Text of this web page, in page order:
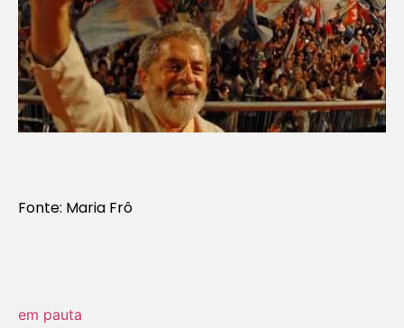
Fonte: Maria Frô
em pauta